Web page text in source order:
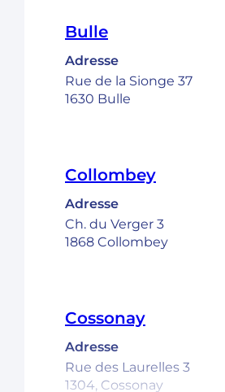
Bulle
Adresse
Rue de la Sionge 37
1630 Bulle
Collombey
Adresse
Ch. du Verger 3
1868 Collombey
Cossonay
Adresse
Rue des Laurelles 3
1304, Cossonay